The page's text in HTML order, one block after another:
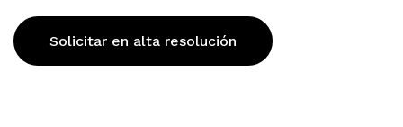
Solicitar en alta resolución